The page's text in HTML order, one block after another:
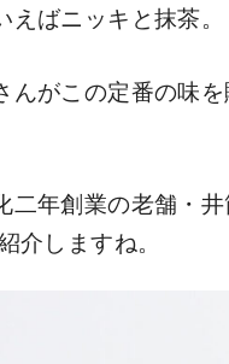
ばニッキと抹茶。
んがこの定番の味
二年創業の老舗・
介しますね。